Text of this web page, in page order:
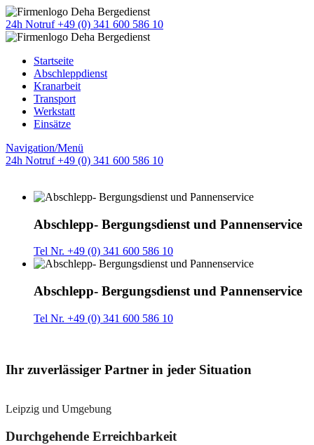
24h Notruf +49 (0) 341 600 586 10
Startseite
Abschleppdienst
Kranarbeit
Transport
Werkstatt
Einsätze
Navigation/Menü
24h Notruf +49 (0) 341 600 586 10
Abschlepp- Bergungsdienst und Pannenservice
Tel Nr. +49 (0) 341 600 586 10
Abschlepp- Bergungsdienst und Pannenservice
Tel Nr. +49 (0) 341 600 586 10
Ihr zuverlässiger Partner in jeder Situation
Leipzig und Umgebung
Durchgehende Erreichbarkeit